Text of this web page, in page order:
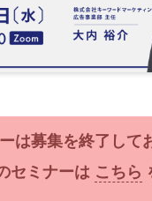
は募集を終了して
セミナーは こちら